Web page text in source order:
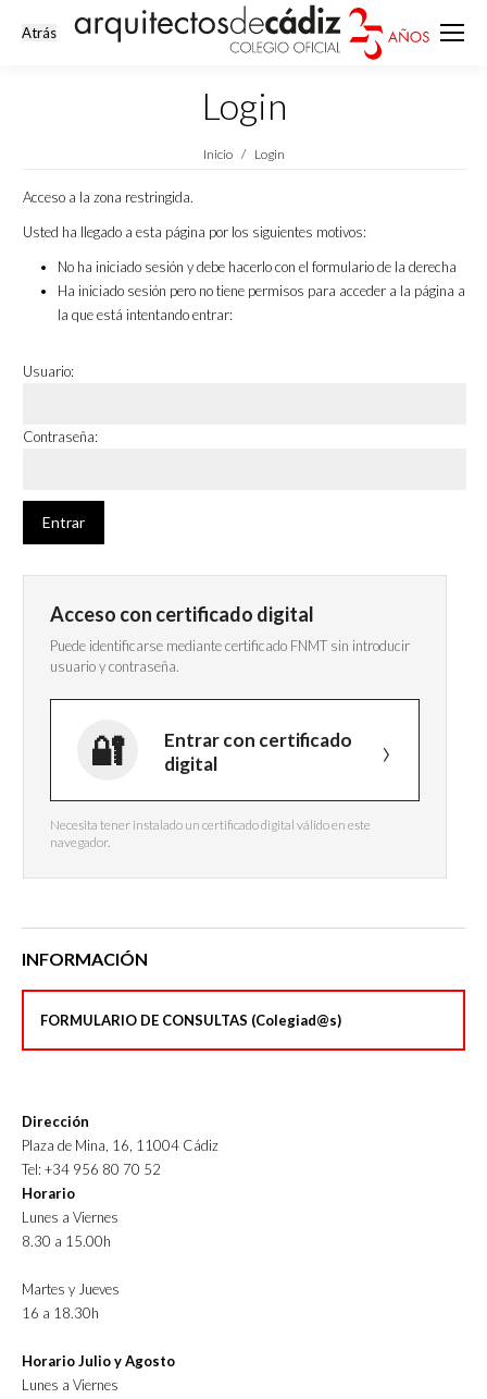
Login
Estás aquí:
Inicio Login
Acceso a la zona restringida.
Usted ha llegado a esta página por los siguientes motivos:
No ha iniciado sesión y debe hacerlo con el formulario de la derecha
Ha iniciado sesión pero no tiene permisos para acceder a la página a
la que está intentando entrar:
Usuario:
Contraseña:
Acceso con certificado digital
Puede identificarse mediante certificado FNMT sin introducir
usuario y contraseña.
Entrar con certificado
digital
Necesita tener instalado un certificado digital válido en este
navegador.
INFORMACIÓN
FORMULARIO DE CONSULTAS (Colegiad@s)
Dirección
Plaza de Mina, 16, 11004 Cádiz
Tel: +34 956 80 70 52
Horario
Lunes a Viernes
8.30 a 15.00h
Martes y Jueves
16 a 18.30h
Horario Julio y Agosto
Lunes a Viernes